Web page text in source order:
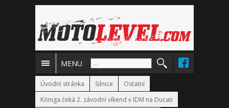
MENU
Úvodní stránka Silnice
Ostatní
Königa čeká 2. závodní víkend v IDM na Ducati